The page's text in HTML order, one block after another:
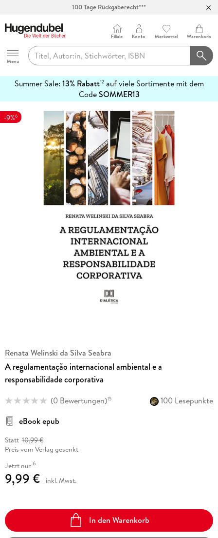
100 Tage Rückgaberecht***
Hugendubel
Menu
Filiale Konto Merkzettel Warenkorb
Summer Sale: 13% Rabatt12auf viele Sortimente mit dem
CodeSOMMER13
erfahren
-9%6
Renata Welinski da Silva Seabra
A regulamentação internacional ambiental e a
responsabilidade corporativa
(0 Bewertungen)15
100 Lesepunkte
eBook epub
Statt 10,99 €
Preis vom Verlag gesenkt
Jetzt nur 6
9,99 € inkl. Mwst.
In den Warenkorb